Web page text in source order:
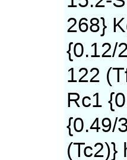
268}
{0.12/
122
Rc1
{0.49/
(Tc2)}